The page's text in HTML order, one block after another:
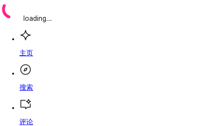
loading...
主页
搜索
评论